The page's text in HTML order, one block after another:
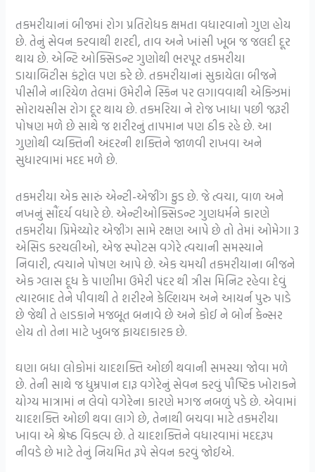
તકમરીયાનાં બીજમાં રોગ પ્રતિરોધક ક્ષમતા વધારવાનો ગુણ હોય
છે. તેનું સેવન કરવાથી શરદી, તાવ અને ખાંસી ખૂબ જ જલદી દૂર
થાય છે. એન્ટિ ઓક્સિડન્ટ ગુણોથી ભરપૂર તકમરીયા
ડાયાબિટીસ કંટ્રોલ પણ કરે છે. તકમરીયાનાં સુકાયેલા બીજને
પીસીને નારિયેળ તેલમાં ઉમેરીને સ્કિન પર લગાવવાથી એક્ઝિમાં
સોરાયસીસ રોગ દૂર થાય છે. તકમરિયા ને રોજ ખાધા પછી જરૂરી
પોષણ મળે છે સાથે જ શરીરનું તાપમાન પણ ઠીક રહે છે. આ
ગુણોથી વ્યક્તિની અંદરની શક્તિને જાળવી રાખવા અને
સુધારવામાં મદદ મળે છે.
તકમરીયા એક સારું એન્ટી-એજીંગ ફુડ છે. જે ત્વચા, વાળ અને
નખનું સૌંદર્ય વધારે છે. એન્ટીઓક્સિડન્ટ ગુણધર્મને કારણે
તકમરીયા પ્રિમેચ્યોર એજીંગ સામે રક્ષણ આપે છે તો તેમાં ઓમેગા 3
એસિડ કરચલીઓ, એજ સ્પોટસ વગેરે ત્વચાની સમસ્યાને
નિવારી, ત્વચાને પોષણ આપે છે. એક ચમચી તકમરીયાના બીજને
એક ગ્લાસ દૂધ કે પાણીમા ઉમેરી પંદર થી ત્રીસ મિનિટ રહેવા દેવું
ત્યારબાદ તેને પીવાથી તે શરીરને કેલ્શિયમ અને આયર્ન પુરુ પાડે
છે જેથી તે હાડકાને મજબૂત બનાવે છે અને કોઈ ને બોર્ન કેન્સર
હોય તો તેના માટે ખુબજ ફાયદાકારક છે.
ઘણા બધા લોકોમાં યાદશક્તિ ઓછી થવાની સમસ્યા જોવા મળે
છે. તેની સાથે જ ધુમ્રપાન દારૂ વગેરેનું સેવન કરવું પૌષ્ટિક ખોરાકને
યોગ્ય માત્રામાં ન લેવો વગેરેના કારણે મગજ નબળું પડે છે. એવામાં
યાદશક્તિ ઓછી થવા લાગે છે, તેનાથી બચવા માટે તકમરીયા
ખાવા એ શ્રેષ્ઠ વિકલ્પ છે. તે યાદશક્તિને વધારવામાં મદદરૂપ
નીવડે છે માટે તેનું નિયમિત રૂપે સેવન કરવું જોઈએ.